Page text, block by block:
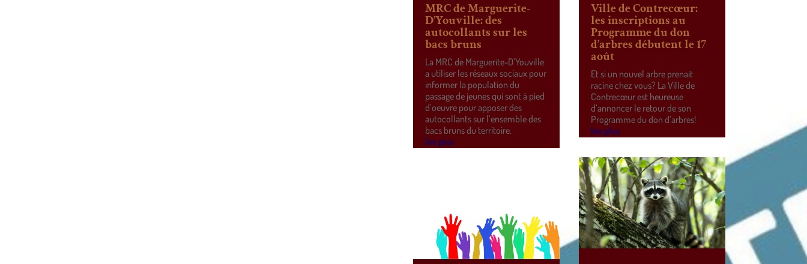
MRC de Marguerite-
D’Youville: des
autocollants sur les
bacs bruns
La MRC de Marguerite-D’Youville
a utiliser les réseaux sociaux pour
informer la population du
passage de jeunes qui sont à pied
d’oeuvre pour apposer des
autocollants sur l’ensemble des
bacs bruns du territoire.
lire plus
Ville de Contrecœur:
les inscriptions au
Programme du don
d’arbres débutent le 17
août
Et si un nouvel arbre prenait
racine chez vous? La Ville de
Contrecœur est heureuse
d’annoncer le retour de son
Programme du don d’arbres!
lire plus